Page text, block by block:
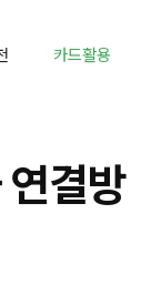
카드활용
결방